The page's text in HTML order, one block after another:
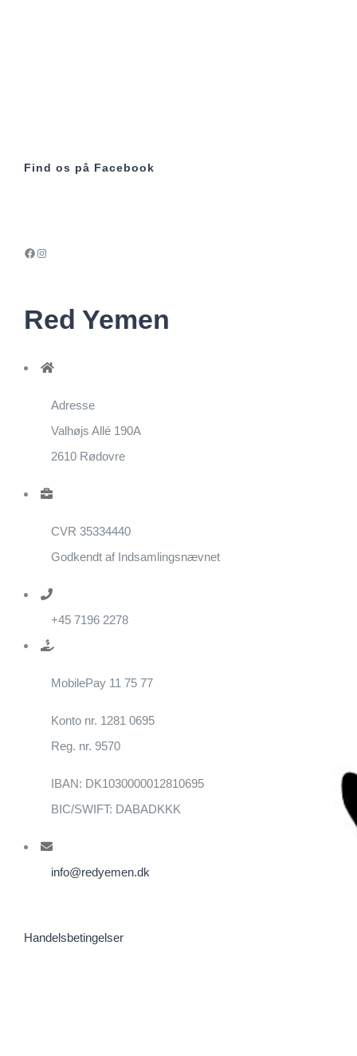
Find os på Facebook
Facebook
Red Yemen
Adresse
Valhøjs Allé 190A
2610 Rødovre
CVR 35334440
Godkendt af Indsamlingsnævnet
+45 7196 2278
MobilePay 11 75 77
Konto nr. 1281 0695
Reg. nr. 9570
IBAN: DK1030000012810695
BIC/SWIFT: DABADKKK
info@redyemen.dk
Handelsbetingelser